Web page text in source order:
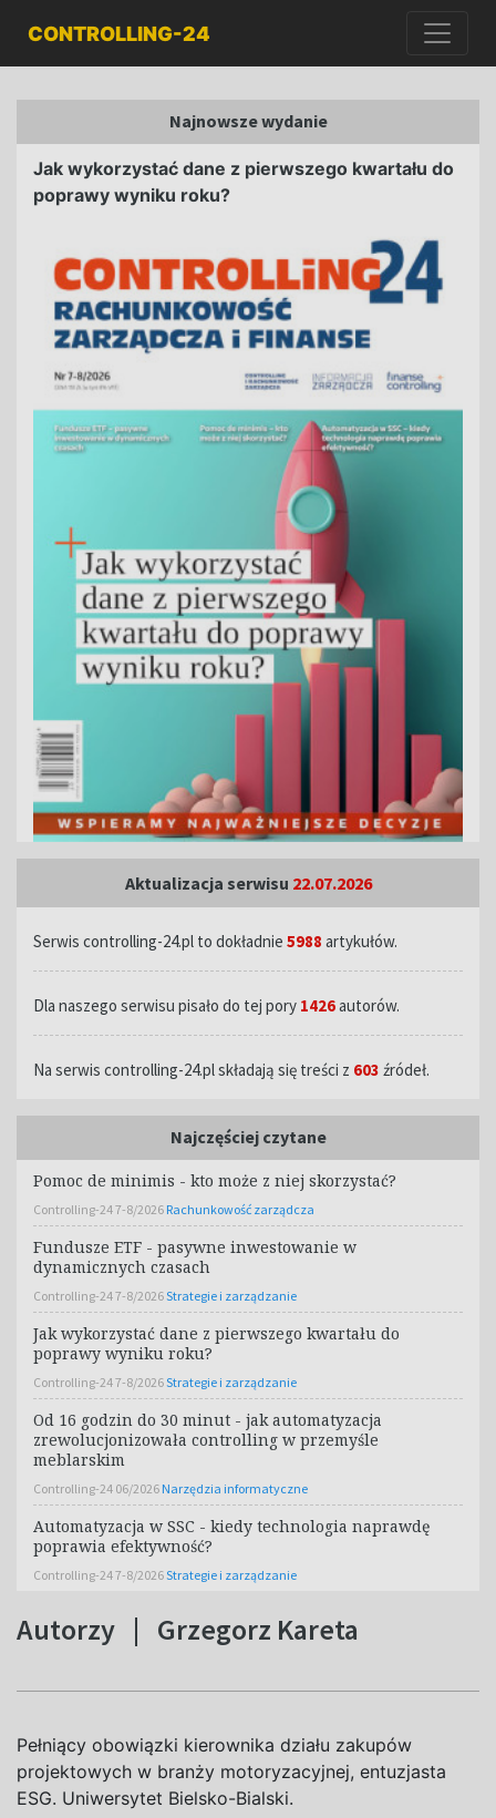
CONTROLLING-24
Autorzy | Grzegorz Kareta
Pełniący obowiązki kierownika działu zakupów
projektowych w branży motoryzacyjnej, entuzjasta
ESG. Uniwersytet Bielsko-Bialski.
Najnowsze wydanie
Jak wykorzystać dane z pierwszego kwartału do
poprawy wyniku roku?
Aktualizacja serwisu 22.07.2026
Serwis controlling-24.pl to dokładnie 5988 artykułów.
Dla naszego serwisu pisało do tej pory 1426autorów.
Na serwis controlling-24.pl składają się treści z 603 źródeł.
Najczęściej czytane
Pomoc de minimis - kto może z niej skorzystać?
Controlling-24 7-8/2026 Rachunkowość zarządcza
Fundusze ETF - pasywne inwestowanie w
dynamicznych czasach
Controlling-24 7-8/2026Strategie i zarządzanie
Jak wykorzystać dane z pierwszego kwartału do
poprawy wyniku roku?
Controlling-24 7-8/2026Strategie i zarządzanie
Od 16 godzin do 30 minut - jak automatyzacja
zrewolucjonizowała controlling w przemyśle
meblarskim
Controlling-24 06/2026 Narzędzia informatyczne
Automatyzacja w SSC - kiedy technologia naprawdę
poprawia efektywność?
Controlling-24 7-8/2026Strategie i zarządzanie